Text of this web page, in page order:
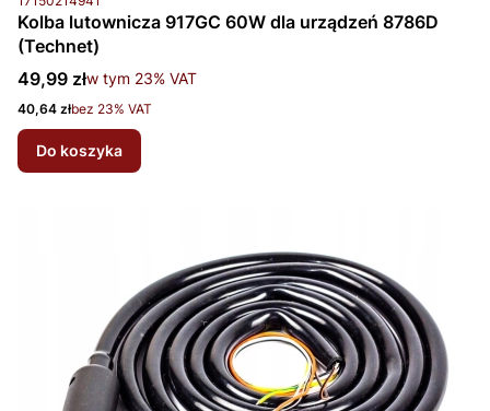
Kolba lutownicza 917GC 60W dla urządzeń 8786D
(Technet)
Cena brutto
49,99 złw tym %s VAT
w tym 23% VAT
Cena netto
40,64 złbez 23% VAT
Do koszyka